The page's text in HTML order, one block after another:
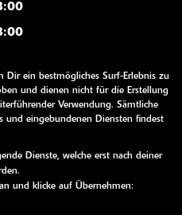
Dir ein bestmögliches Surf-Erlebnis zu
und dienen nicht für die Erstellung
Verwendung. Sämtliche
und eingebundenen Diensten findest
Dienste, welche erst nach deiner
und klicke auf Übernehmen: